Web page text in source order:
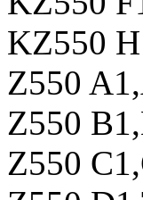
KZ550
Z550
Z550
Z550